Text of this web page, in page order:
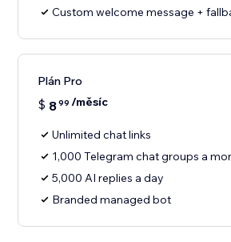
Custom welcome message +
Plán Pro
$ 899 /měsíc
Unlimited chat links
1,000 Telegram chat groups a
5,000 AI replies a day
Branded managed bot